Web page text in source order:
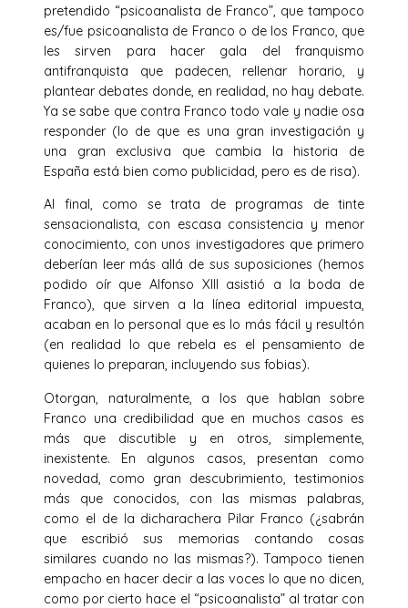
pretendido “psicoanalista de Franco”, que tampoco
es/fue psicoanalista de Franco o de los Franco, que
les sirven para hacer gala del franquismo
antifranquista que padecen, rellenar horario, y
plantear debates donde, en realidad, no hay debate.
Ya se sabe que contra Franco todo vale y nadie osa
responder (lo de que es una gran investigación y
una gran exclusiva que cambia la historia de
España está bien como publicidad, pero es de risa).
Al final, como se trata de programas de tinte
sensacionalista, con escasa consistencia y menor
conocimiento, con unos investigadores que primero
deberían leer más allá de sus suposiciones (hemos
podido oír que Alfonso XIII asistió a la boda de
Franco), que sirven a la línea editorial impuesta,
acaban en lo personal que es lo más fácil y resultón
(en realidad lo que rebela es el pensamiento de
quienes lo preparan, incluyendo sus fobias).
Otorgan, naturalmente, a los que hablan sobre
Franco una credibilidad que en muchos casos es
más que discutible y en otros, simplemente,
inexistente. En algunos casos, presentan como
novedad, como gran descubrimiento, testimonios
más que conocidos, con las mismas palabras,
como el de la dicharachera Pilar Franco (¿sabrán
que escribió sus memorias contando cosas
similares cuando no las mismas?). Tampoco tienen
empacho en hacer decir a las voces lo que no dicen,
como por cierto hace el “psicoanalista” al tratar con